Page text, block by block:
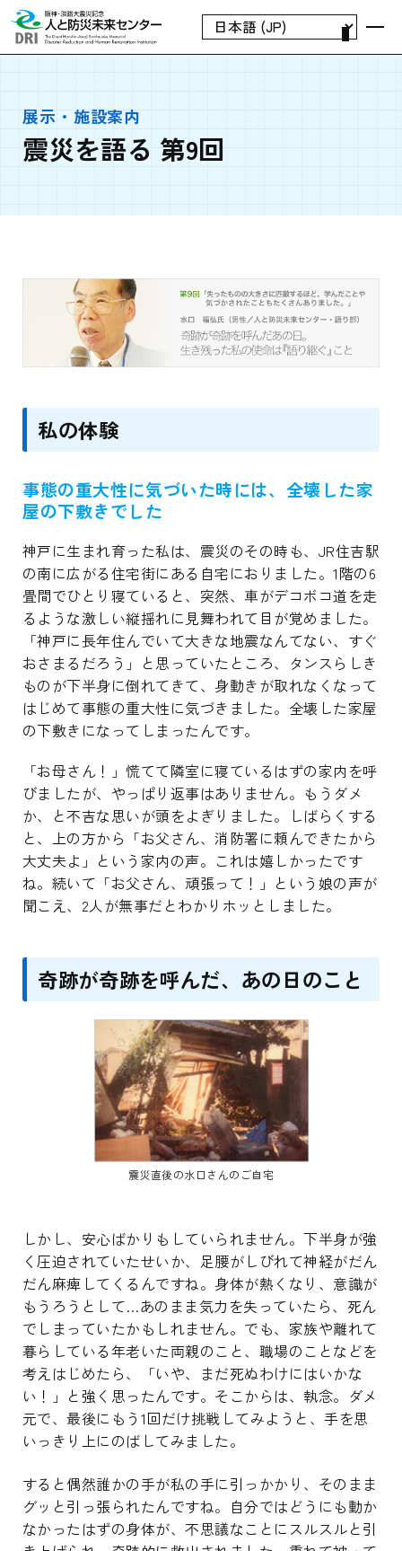
展示・施設案内
震災を語る 第9回
私の体験
事態の重大性に気づいた時には、全壊した家
屋の下敷きでした
神戸に生まれ育った私は、震災のその時も、JR住吉駅
の南に広がる住宅街にある自宅におりました。1階の6
畳間でひとり寝ていると、突然、車がデコボコ道を走
るような激しい縦揺れに見舞われて目が覚めました。
「神戸に長年住んでいて大きな地震なんてない、すぐ
おさまるだろう」と思っていたところ、タンスらしき
ものが下半身に倒れてきて、身動きが取れなくなって
はじめて事態の重大性に気づきました。全壊した家屋
の下敷きになってしまったんです。
「お母さん！」慌てて隣室に寝ているはずの家内を呼
びましたが、やっぱり返事はありません。もうダメ
か、と不吉な思いが頭をよぎりました。しばらくする
と、上の方から「お父さん、消防署に頼んできたから
大丈夫よ」という家内の声。これは嬉しかったです
ね。続いて「お父さん、頑張って！」という娘の声が
聞こえ、2人が無事だとわかりホッとしました。
奇跡が奇跡を呼んだ、あの日のこと
震災直後の水口さんのご自宅
しかし、安心ばかりもしていられません。下半身が強
く圧迫されていたせいか、足腰がしびれて神経がだん
だん麻痺してくるんですね。身体が熱くなり、意識が
もうろうとして…あのまま気力を失っていたら、死ん
でしまっていたかもしれません。でも、家族や離れて
暮らしている年老いた両親のこと、職場のことなどを
考えはじめたら、「いや、まだ死ぬわけにはいかな
い！」と強く思ったんです。そこからは、執念。ダメ
元で、最後にもう1回だけ挑戦してみようと、手を思
いっきり上にのばしてみました。
すると偶然誰かの手が私の手に引っかかり、そのまま
グッと引っ張られたんですね。自分ではどうにも動か
なかったはずの身体が、不思議なことにスルスルと引